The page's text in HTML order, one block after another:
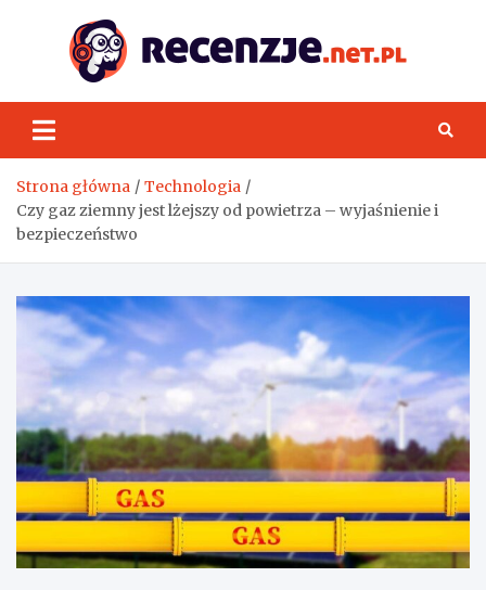
Strona główna
Technologia
Czy gaz ziemny jest lżejszy od powietrza – wyjaśnienie i
bezpieczeństwo